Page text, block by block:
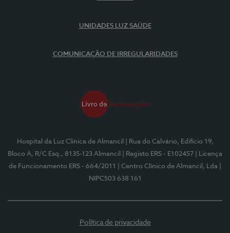
UNIDADES LUZ SAÚDE
COMUNICAÇÃO DE IRREGULARIDADES
Hospital da Luz Clínica de Almancil
| Rua do Calvário, Edifício 19,
Bloco A, R/C Esq., 8135-123 Almancil
| Registo ERS - E102457
| Licença
de Funcionamento ERS - 664/2011
| Centro Clínico de Almancil, Lda
NIPC503 638 161
Política de privacidade